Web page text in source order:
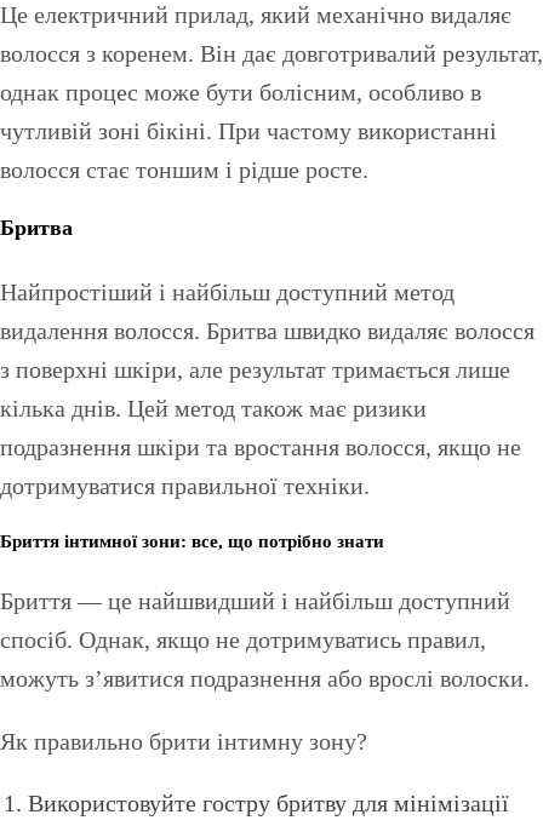
Це електричний прилад, який механічно видаляє
волосся з коренем. Він дає довготривалий результат,
однак процес може бути болісним, особливо в
чутливій зоні бікіні. При частому використанні
волосся стає тоншим і рідше росте.
Бритва
Найпростіший і найбільш доступний метод
видалення волосся. Бритва швидко видаляє волосся
з поверхні шкіри, але результат тримається лише
кілька днів. Цей метод також має ризики
подразнення шкіри та вростання волосся, якщо не
дотримуватися правильної техніки.
Бриття інтимної зони: все, що потрібно знати
Бриття — це найшвидший і найбільш доступний
спосіб. Однак, якщо не дотримуватись правил,
можуть з’явитися подразнення або врослі волоски.
Як правильно брити інтимну зону?
Використовуйте гостру бритву для мінімізації